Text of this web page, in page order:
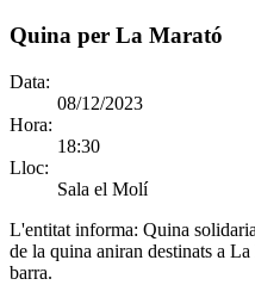
Quina per La Marató
Data:
08/12/2023
Hora:
18:30
Lloc:
Sala el Molí
L'entitat informa: Quina
de la quina aniran destinats a
barra.